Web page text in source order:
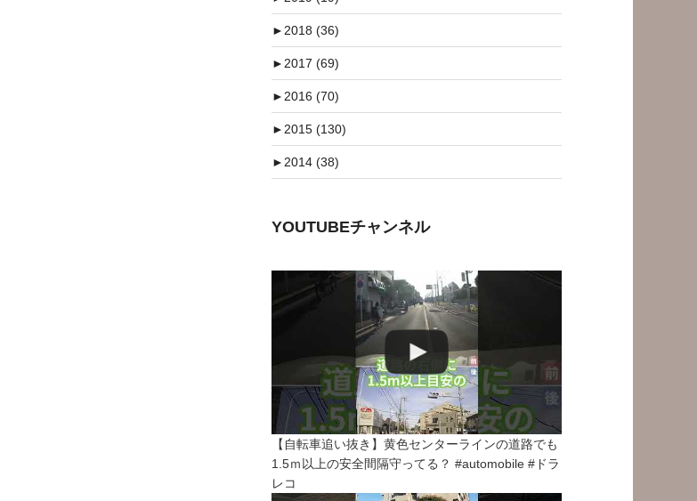
►2018 (36)
►2017 (69)
►2016 (70)
►2015 (130)
►2014 (38)
YOUTUBEチャンネル
【自転車追い抜き】黄色センターラインの道路でも
1.5ｍ以上の安全間隔守ってる？ #automobile #ドラ
レコ